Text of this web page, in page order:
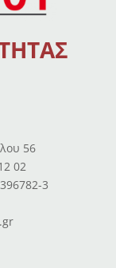
56
02
3